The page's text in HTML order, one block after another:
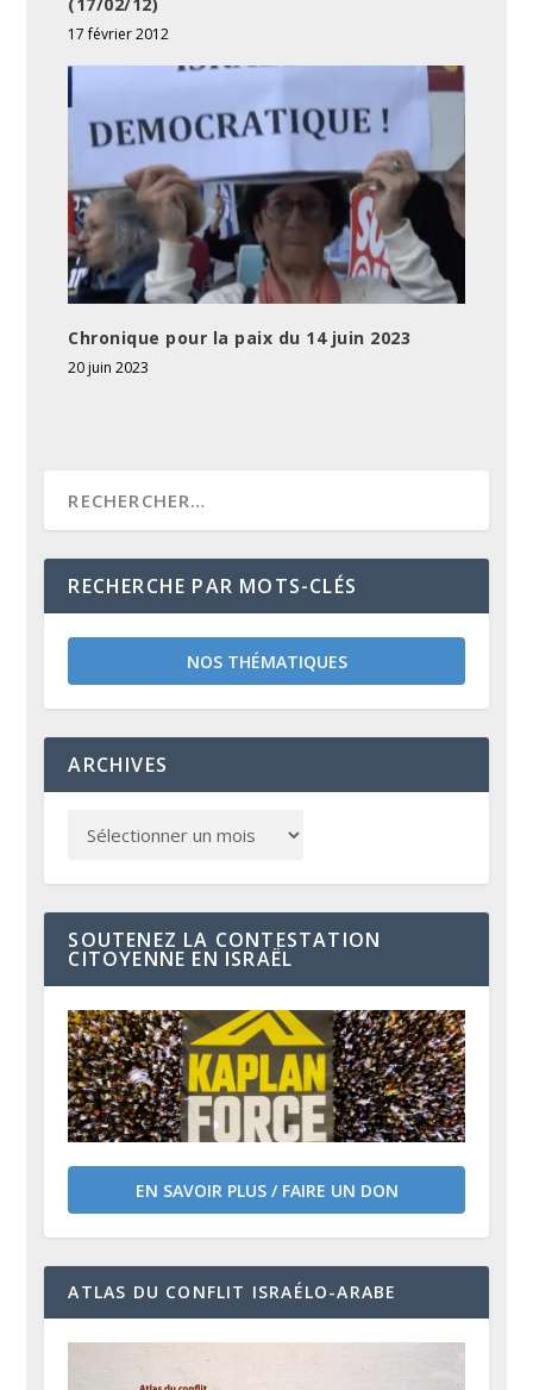
17 février 2012
Chronique pour la paix du 14 juin 2023
20 juin 2023
RECHERCHE PAR MOTS-CLÉS
NOS THÉMATIQUES
ARCHIVES
SOUTENEZ LA CONTESTATION
CITOYENNE EN ISRAËL
EN SAVOIR PLUS / FAIRE UN DON
ATLAS DU CONFLIT ISRAÉLO-ARABE